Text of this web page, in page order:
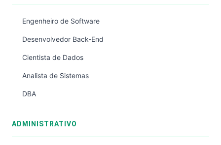
Engenheiro de Software
Desenvolvedor Back-End
Cientista de Dados
Analista de Sistemas
DBA
ADMINISTRATIVO